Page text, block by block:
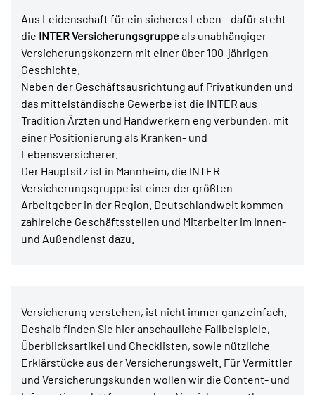
Aus Leidenschaft für ein sicheres Leben – dafür steht
die INTER Versicherungsgruppeals unabhängiger
Versicherungskonzern mit einer über 100-jährigen
Geschichte.
Neben der Geschäftsausrichtung auf Privatkunden und
das mittelständische Gewerbe ist die INTER aus
Tradition Ärzten und Handwerkern eng verbunden, mit
einer Positionierung als Kranken- und
Lebensversicherer.
Der Hauptsitz ist in Mannheim, die INTER
Versicherungsgruppe ist einer der größten
Arbeitgeber in der Region. Deutschlandweit kommen
zahlreiche Geschäftsstellen und Mitarbeiter im Innen-
und Außendienst dazu.
Versicherung verstehen, ist nicht immer ganz einfach.
Deshalb finden Sie hier anschauliche Fallbeispiele,
Überblicksartikel und Checklisten, sowie nützliche
Erklärstücke aus der Versicherungswelt. Für Vermittler
und Versicherungskunden wollen wir die Content- und